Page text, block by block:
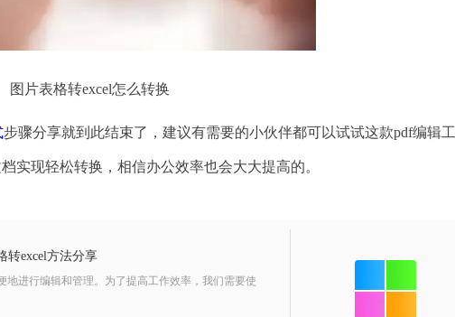
图片表格转excel怎么转换
步骤分享就到此结束了，建议有需要的小伙伴都可以试试这款pdf编辑工
实现轻松转换，相信办公效率也会大大提高的。
转excel方法分享
进行编辑和管理。为了提高工作效率，我们需要使